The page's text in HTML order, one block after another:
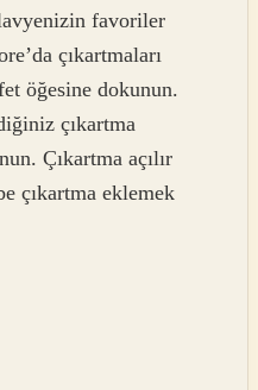
favoriler
çıkartmaları
öğesine dokunun.
çıkartma
Çıkartma açılır
çıkartma eklemek